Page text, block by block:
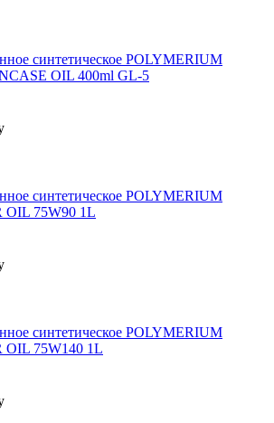
синтетическое POLYMERIUM
OIL 400ml GL-5
синтетическое POLYMERIUM
75W90 1L
синтетическое POLYMERIUM
75W140 1L